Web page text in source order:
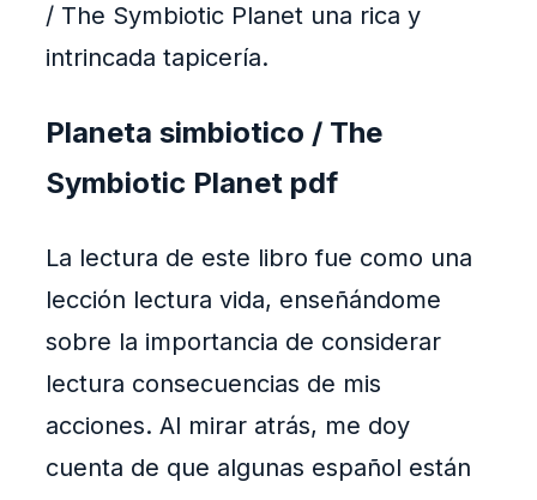
/ The Symbiotic Planet una rica y
intrincada tapicería.
Planeta simbiotico / The
Symbiotic Planet pdf
La lectura de este libro fue como una
lección lectura vida, enseñándome
sobre la importancia de considerar
lectura consecuencias de mis
acciones. Al mirar atrás, me doy
cuenta de que algunas español están